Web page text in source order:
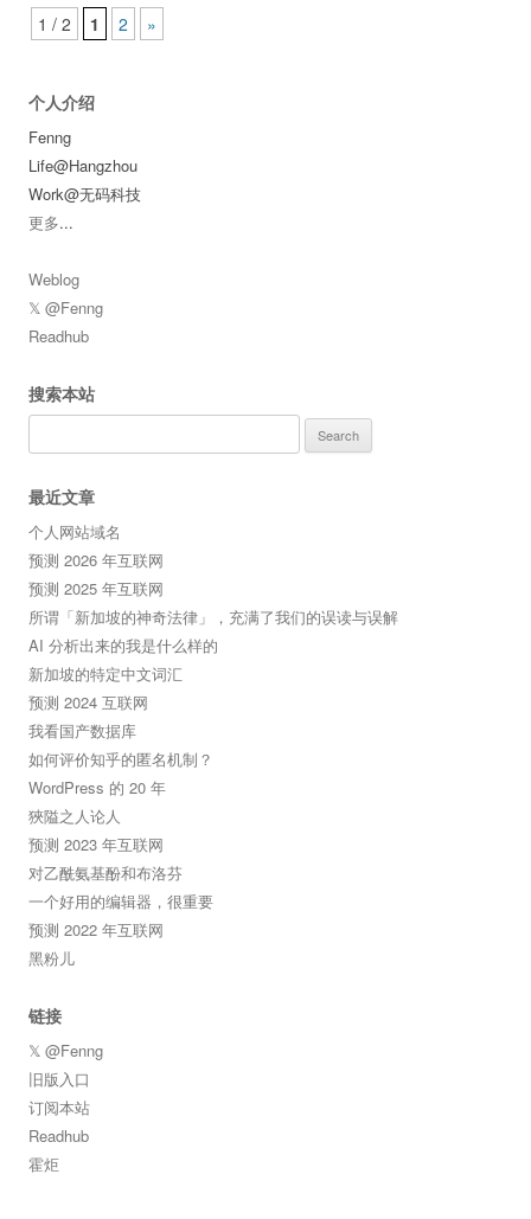
Post navigation
1 / 2 1 2 »
个人介绍
Fenng
Life@Hangzhou
Work@无码科技
更多...
Weblog
𝕏 @Fenng
Readhub
搜索本站
for:
最近文章
个人网站域名
预测 2026 年互联网
预测 2025 年互联网
所谓「新加坡的神奇法律」，充满了我们的误读与误解
AI 分析出来的我是什么样的
新加坡的特定中文词汇
预测 2024 互联网
我看国产数据库
如何评价知乎的匿名机制？
WordPress 的 20 年
狹隘之人论人
预测 2023 年互联网
对乙酰氨基酚和布洛芬
一个好用的编辑器，很重要
预测 2022 年互联网
黑粉儿
链接
𝕏 @Fenng
旧版入口
订阅本站
Readhub
霍炬